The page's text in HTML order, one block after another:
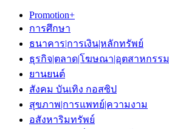
Promotion+
การศึกษา
ธนาคาร|การเงิน|หลักทรัพย์
ธุรกิจ|ตลาด|โฆษณา|อุตสาหกรรม
ยานยนต์
สังคม บันเทิง กอสซิป
สุขภาพ|การแพทย์|ความงาม
อสังหาริมทรัพย์